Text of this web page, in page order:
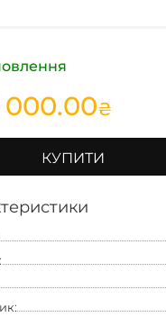
000.00₴
КУПИТИ